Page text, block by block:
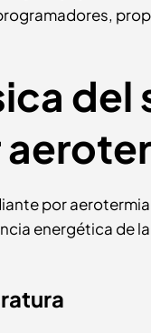
del
por
energética de